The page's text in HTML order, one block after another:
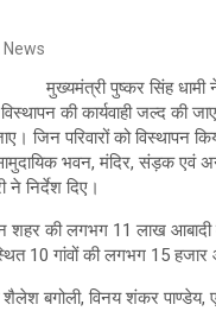
News
पुष्कर सिंह धामी ने
की कार्यवाही जल्द की
जिन परिवारों को विस्थापन
भवन, मंदिर, संड़क एवं
निर्देश दिए।
शहर की लगभग 11 लाख
10 गांवों की लगभग 15 हजार
शैलेश बगोली, विनय शंकर